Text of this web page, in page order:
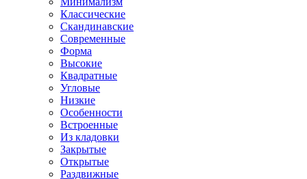
Классические
Скандинавские
Современные
Форма
Высокие
Квадратные
Угловые
Низкие
Особенности
Встроенные
Из кладовки
Закрытые
Открытые
Раздвижные